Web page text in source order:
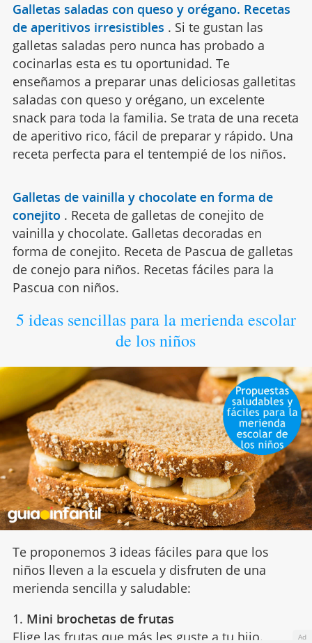
Galletas saladas con queso y orégano. Recetas
de aperitivos irresistibles . Si te gustan las
galletas saladas pero nunca has probado a
cocinarlas esta es tu oportunidad. Te
enseñamos a preparar unas deliciosas galletitas
saladas con queso y orégano, un excelente
snack para toda la familia. Se trata de una receta
de aperitivo rico, fácil de preparar y rápido. Una
receta perfecta para el tentempié de los niños.
Galletas de vainilla y chocolate en forma de
conejito . Receta de galletas de conejito de
vainilla y chocolate. Galletas decoradas en
forma de conejito. Receta de Pascua de galletas
de conejo para niños. Recetas fáciles para la
Pascua con niños.
5 ideas sencillas para la merienda escolar
de los niños
Te proponemos 3 ideas fáciles para que los
niños lleven a la escuela y disfruten de una
merienda sencilla y saludable:
1. Mini brochetas de frutas
Elige las frutas que más les guste a tu hijo. Ad